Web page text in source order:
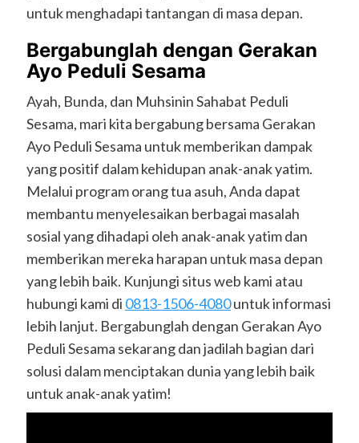
untuk menghadapi tantangan di masa depan.
Bergabunglah dengan Gerakan
Ayo Peduli Sesama
Ayah, Bunda, dan Muhsinin Sahabat Peduli
Sesama, mari kita bergabung bersama Gerakan
Ayo Peduli Sesama untuk memberikan dampak
yang positif dalam kehidupan anak-anak yatim.
Melalui program orang tua asuh, Anda dapat
membantu menyelesaikan berbagai masalah
sosial yang dihadapi oleh anak-anak yatim dan
memberikan mereka harapan untuk masa depan
yang lebih baik. Kunjungi situs web kami atau
hubungi kami di 0813-1506-4080untuk informasi
lebih lanjut. Bergabunglah dengan Gerakan Ayo
Peduli Sesama sekarang dan jadilah bagian dari
solusi dalam menciptakan dunia yang lebih baik
untuk anak-anak yatim!